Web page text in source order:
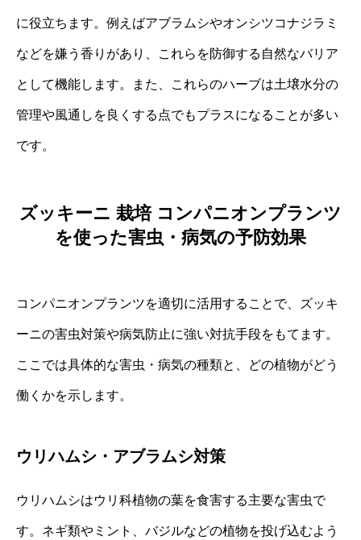
に役立ちます。例えばアブラムシやオンシツコナジラミ
などを嫌う香りがあり、これらを防御する自然なバリア
として機能します。また、これらのハーブは土壌水分の
管理や風通しを良くする点でもプラスになることが多い
です。
ズッキーニ 栽培 コンパニオンプランツ
を使った害虫・病気の予防効果
コンパニオンプランツを適切に活用することで、ズッキ
ーニの害虫対策や病気防止に強い対抗手段をもてます。
ここでは具体的な害虫・病気の種類と、どの植物がどう
働くかを示します。
ウリハムシ・アブラムシ対策
ウリハムシはウリ科植物の葉を食害する主要な害虫で
す。ネギ類やミント、バジルなどの植物を投げ込むよう